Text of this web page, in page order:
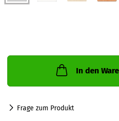
In den
Frage zum Produkt